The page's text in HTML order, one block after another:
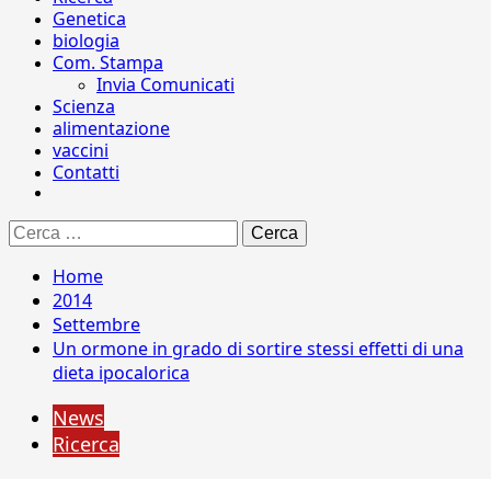
Genetica
biologia
Com. Stampa
Invia Comunicati
Scienza
alimentazione
vaccini
Contatti
Ricerca
per:
Home
2014
Settembre
Un ormone in grado di sortire stessi effetti di una
dieta ipocalorica
News
Ricerca